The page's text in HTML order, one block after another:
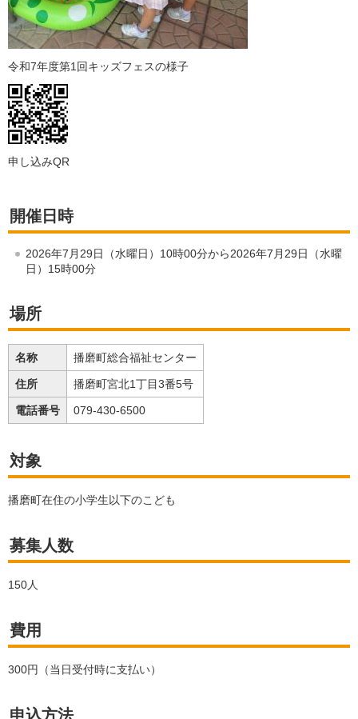
令和7年度第1回キッズフェスの様子
申し込みQR
開催日時
2026年7月29日（水曜日）10時00分から2026年7月29日（水曜
日）15時00分
場所
名称 播磨町総合福祉センター
住所 播磨町宮北1丁目3番5号
電話番号 079-430-6500
対象
播磨町在住の小学生以下のこども
募集人数
150人
費用
300円（当日受付時に支払い）
申込方法